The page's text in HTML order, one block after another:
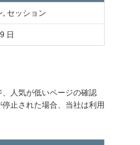
, セッション
日
人気が低いページの確認
止された場合、当社は利用